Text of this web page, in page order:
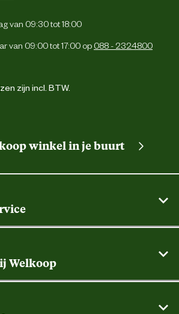
van 09:30 tot 18:00
van 09:00 tot 17:00 op 088 - 2324800
zijn incl. BTW.
winkel in je buurt
en garantie
Welkoop